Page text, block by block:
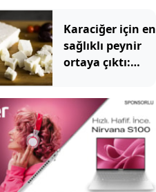
Karaciğer için en
sağlıklı peynir
ortaya çıktı:
tulum değil